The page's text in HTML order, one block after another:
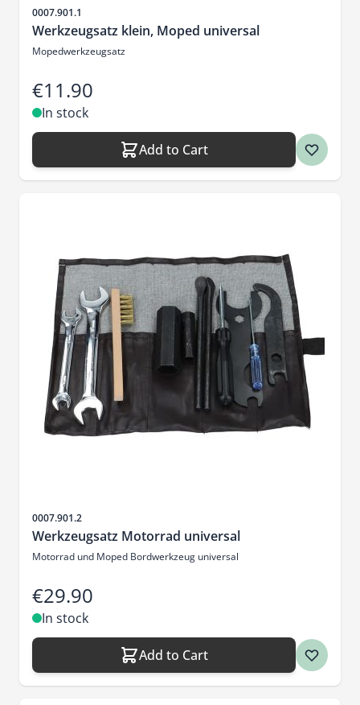
Sku
0007.901.1
Werkzeugsatz klein, Moped universal
Mopedwerkzeugsatz
€11.90
In stock
Add to Cart
Sku
0007.901.2
Werkzeugsatz Motorrad universal
Motorrad und Moped Bordwerkzeug universal
€29.90
In stock
Add to Cart